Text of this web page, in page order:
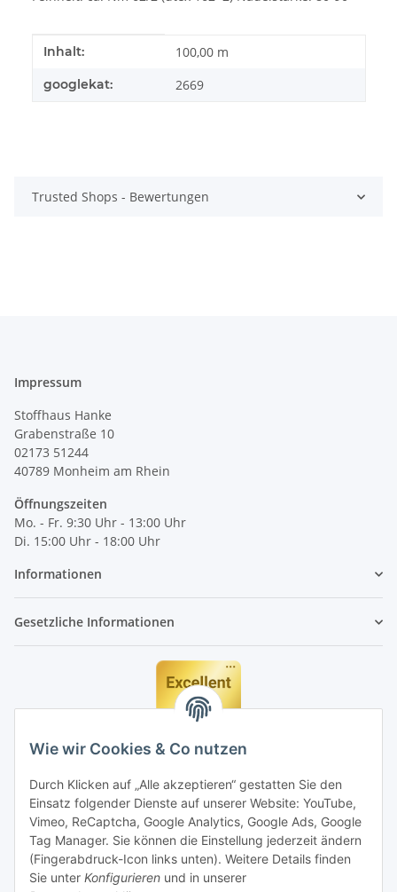
Wie wir Cookies & Co nutzen
Durch Klicken auf „Alle akzeptieren“ gestatten Sie den
Einsatz folgender Dienste auf unserer Website: YouTube,
Vimeo, ReCaptcha, Google Analytics, Google Ads, Google
Tag Manager. Sie können die Einstellung jederzeit ändern
(Fingerabdruck-Icon links unten). Weitere Details finden
Sie unter Konfigurieren und in unserer
Produkteigenschaft
Wert
Inhalt: 100,00 m
googlekat: 2669
Trusted Shops - Bewertungen
Impressum
Stoffhaus Hanke
Grabenstraße 10
02173 51244
40789 Monheim am Rhein
Öffnungszeiten
Mo. - Fr. 9:30 Uhr - 13:00 Uhr
Di. 15:00 Uhr - 18:00 Uhr
Informationen
Gesetzliche Informationen